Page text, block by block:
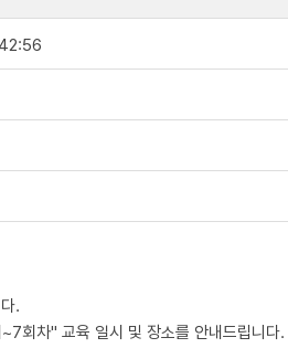
.
회차" 교육 일시 및 장소를 안내드립니다.